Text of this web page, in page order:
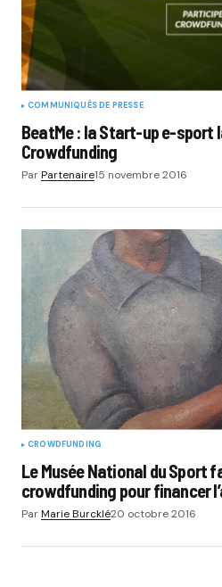
COMMUNIQUÉS DE PRESSE
BeatMe : la Start-up e-sport
Crowdfunding
ParPartenaire15 novembre 2016
CROWDFUNDING
Le Musée National du Sport
crowdfunding pour financer
ParMarie Burcklé20 octobre 2016